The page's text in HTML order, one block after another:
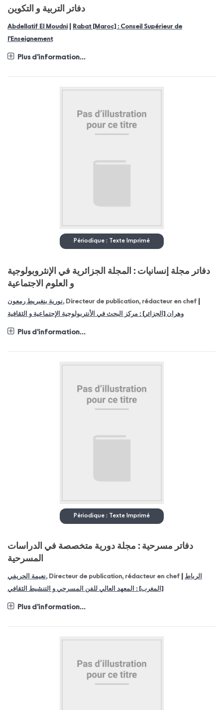
دفاتر التربية و التكوين
Abdellatif El Moudni
Rabat [Maroc] : Conseil Supérieur de
l'Enseignement
Plus d'information...
Périodique : Texte Imprimé
دفاتر مجلة إنسانيات : المجلة الجزائرية في الإنثروبولوجية
و العلوم الاجتماعية
نورية بنغبريط رمعون, Directeur de publication, rédacteur en chef
وهران [الجزائر] : مركز البحث في الأنتربولوجية الإجتماعية و الثقافية
Plus d'information...
Périodique : Texte Imprimé
دفاتر مسرحية : مجلة دورية متخصصة في الدراسات
المسرحية
نعيمة الحريفي, Directeur de publication, rédacteur en chef
الرباط
[المغرب] : المعهد العالي للفن المسرحي و التنشيط الثقافي
Plus d'information...